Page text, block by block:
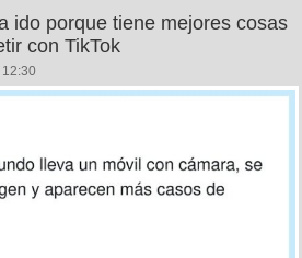
ido porque tiene mejores cosas
con TikTok